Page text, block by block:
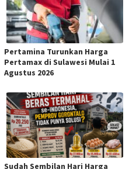
Pertamina Turunkan Harga
Pertamax di Sulawesi Mulai 1
Agustus 2026
Sudah Sembilan Hari Harga